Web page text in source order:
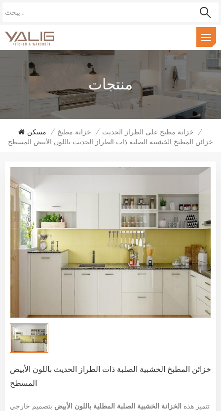
منتجات
مسكن / خزانة مطبخ / خزانة مطبخ على الطراز الحديث /
خزائن المطبخ الخشبية الصلبة ذات الطراز الحديث باللون الأبيض المسطح
خزائن المطبخ الخشبية الصلبة ذات الطراز الحديث باللون الأبيض
المسطح
تتميز هذه الخزانة الخشبية الصلبة المطلية باللون الأبيض بتصميم خارجي